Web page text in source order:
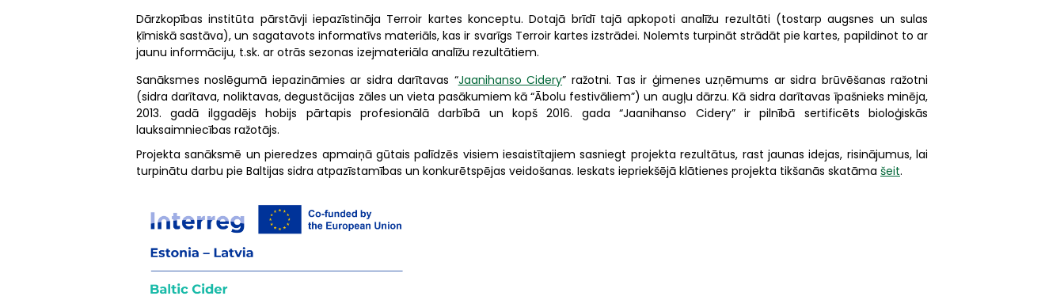
Dārzkopības institūta pārstāvji iepazīstināja Terroir kartes konceptu. Dotajā brīdī tajā apkopoti analīžu rezultāti (tostarp augsnes un sulas
ķīmiskā sastāva), un sagatavots informatīvs materiāls, kas ir svarīgs Terroir kartes izstrādei. Nolemts turpināt strādāt pie kartes, papildinot to ar
jaunu informāciju, t.sk. ar otrās sezonas izejmateriāla analīžu rezultātiem.
Sanāksmes noslēgumā iepazināmies ar sidra darītavas “Jaanihanso Cidery” ražotni. Tas ir ģimenes uzņēmums ar sidra brūvēšanas ražotni
(sidra darītava, noliktavas, degustācijas zāles un vieta pasākumiem kā “Ābolu festivāliem”) un augļu dārzu. Kā sidra darītavas īpašnieks minēja,
2013. gadā ilggadējs hobijs pārtapis profesionālā darbībā un kopš 2016. gada “Jaanihanso Cidery” ir pilnībā sertificēts bioloģiskās
lauksaimniecības ražotājs.
Projekta sanāksmē un pieredzes apmaiņā gūtais palīdzēs visiem iesaistītajiem sasniegt projekta rezultātus, rast jaunas idejas, risinājumus, lai
turpinātu darbu pie Baltijas sidra atpazīstamības un konkurētspējas veidošanas. Ieskats iepriekšējā klātienes projekta tikšanās skatāma šeit.